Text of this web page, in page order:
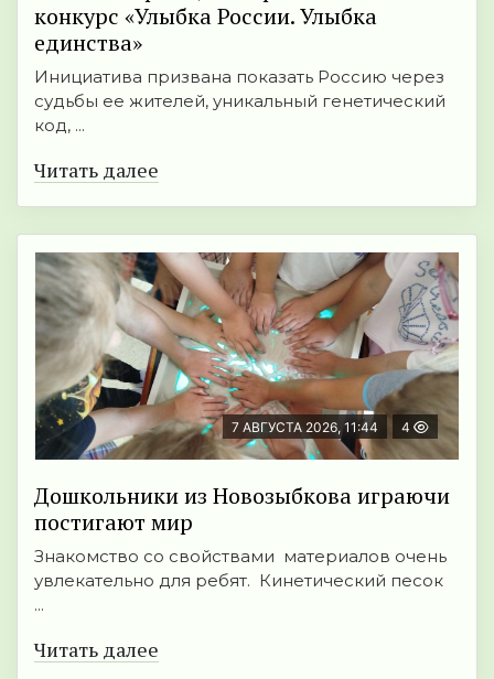
конкурс «Улыбка России. Улыбка
единства»
Инициатива призвана показать Россию через
судьбы ее жителей, уникальный генетический
код, ...
Читать далее
7 АВГУСТА 2026, 11:44 4
Дошкольники из Новозыбкова играючи
постигают мир
Знакомство со свойствами материалов очень
увлекательно для ребят. Кинетический песок
...
Читать далее